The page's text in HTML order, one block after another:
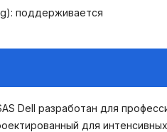
поддерживается
Dell разработан для
для